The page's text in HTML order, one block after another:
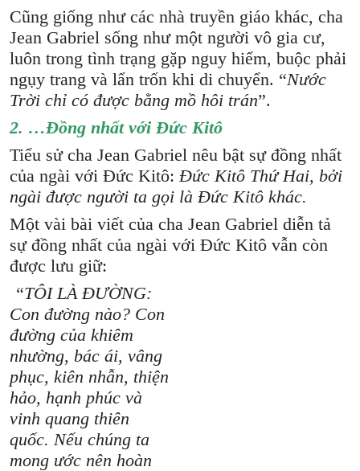
Cũng giống như các nhà truyền giáo khác, cha
Jean Gabriel sống như một người vô gia cư,
luôn trong tình trạng gặp nguy hiểm, buộc phải
ngụy trang và lẩn trốn khi di chuyển. “Nước
Trời chỉ có được bằng mồ hôi trán”.
2. …Đồng nhất với Đức Kitô
Tiểu sử cha Jean Gabriel nêu bật sự đồng nhất
của ngài với Đức Kitô:Đức Kitô Thứ Hai, bởi
ngài được người ta gọi là Đức Kitô khác.
Một vài bài viết của cha Jean Gabriel diễn tả
sự đồng nhất của ngài với Đức Kitô vẫn còn
được lưu giữ:
“TÔI LÀ ĐƯỜNG:
Con đường nào? Con
đường của khiêm
nhường, bác ái, vâng
phục, kiên nhẫn, thiện
hảo, hạnh phúc và
vinh quang thiên
quốc. Nếu chúng ta
mong ước nên hoàn